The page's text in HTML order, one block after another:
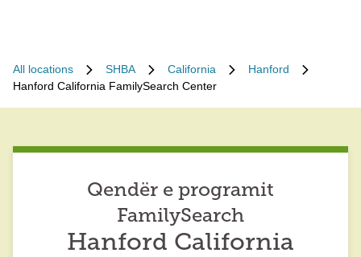
All locations SHBA California
Hanford
Hanford California FamilySearch Center
Qendër e programit
FamilySearch
Hanford California